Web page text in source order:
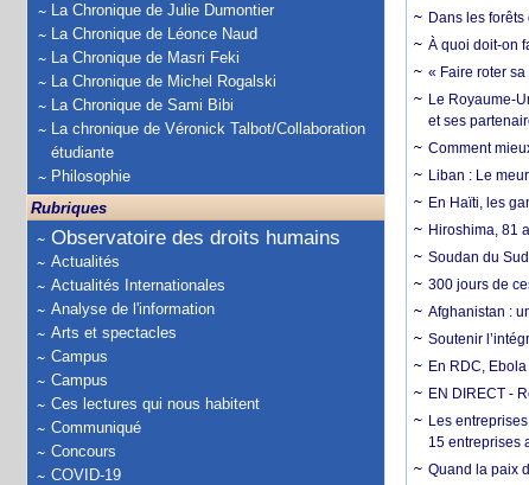
La Chronique de Julie Dumontier
La Chronique de Léonce Naud
La Chronique de Masri Feki
La Chronique de Michel Rogalski
La Chronique de Sami Bibi
La chronique de Véronick Talbot/Collaboration
étudiante
Philosophie
Rubriques
Observatoire des droits humains
Actualités
Actualités Internationales
Analyse de l'information
Arts et spectacles
Campus
Campus
Ces lectures qui nous habitent
Communiqué
Concours
COVID-19
Dans les
À quoi doit-on
« Faire roter
Le Royaume-
et ses
Comment
Liban : Le
En Haïti, les
Hiroshima, 81
Soudan du
300 jours de
Afghanistan :
Soutenir
En RDC,
EN DIRECT -
Les
15 entreprises
Quand la paix